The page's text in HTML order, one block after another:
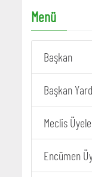
Menü
Başkan
Başkan
Meclis
Encümen